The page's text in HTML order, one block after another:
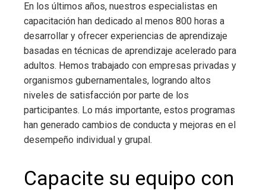
En los últimos años, nuestros especialistas en
capacitación han dedicado al menos 800 horas a
desarrollar y ofrecer experiencias de aprendizaje
basadas en técnicas de aprendizaje acelerado para
adultos. Hemos trabajado con empresas privadas y
organismos gubernamentales, logrando altos
niveles de satisfacción por parte de los
participantes. Lo más importante, estos programas
han generado cambios de conducta y mejoras en el
desempeño individual y grupal.
Capacite su equipo con